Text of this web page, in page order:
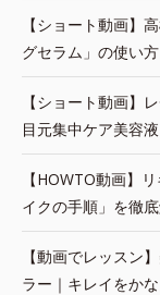
【ショート動画】
グセラム」の使い
【ショート動画】
目元集中ケア美容
【HOWTO動画】
イクの手順」を徹底
【動画でレッスン
ラー｜キレイをか